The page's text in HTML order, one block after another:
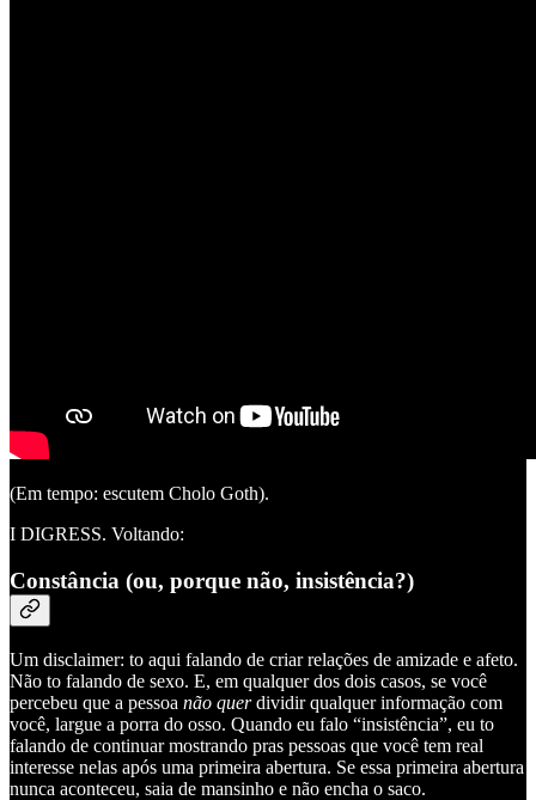
(Em tempo: escutem Cholo Goth).
I DIGRESS. Voltando:
Constância (ou, porque não, insistência?)
Um disclaimer: to aqui falando de criar relações de amizade e afeto.
Não to falando de sexo. E, em qualquer dos dois casos, se você
percebeu que a pessoa não querdividir qualquer informação com
você, largue a porra do osso. Quando eu falo “insistência”, eu to
falando de continuar mostrando pras pessoas que você tem real
interesse nelas após uma primeira abertura. Se essa primeira abertura
nunca aconteceu, saia de mansinho e não encha o saco.